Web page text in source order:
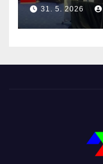
31. 5. 2026